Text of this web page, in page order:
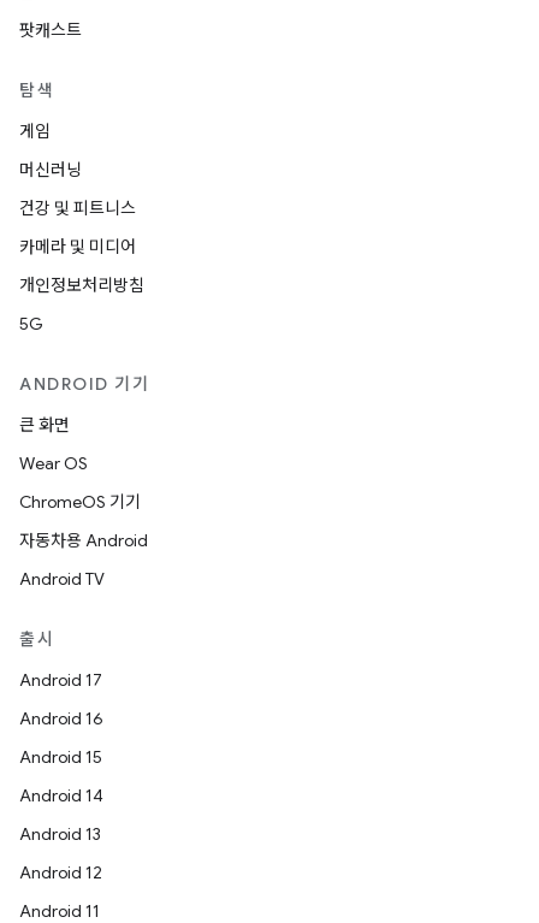
팟캐스트
탐색
게임
머신러닝
건강 및 피트니스
카메라 및 미디어
개인정보처리방침
5G
ANDROID 기기
큰 화면
Wear OS
ChromeOS 기기
자동차용 Android
Android TV
출시
Android 17
Android 16
Android 15
Android 14
Android 13
Android 12
Android 11